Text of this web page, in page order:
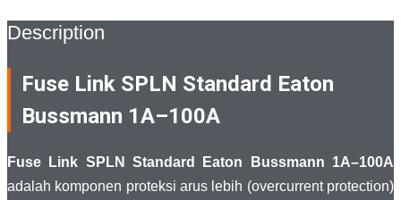
Description
Fuse Link SPLN Standard Eaton
Bussmann 1A–100A
Fuse Link SPLN Standard Eaton Bussmann 1A–100A
adalah komponen proteksi arus lebih (overcurrent protection)